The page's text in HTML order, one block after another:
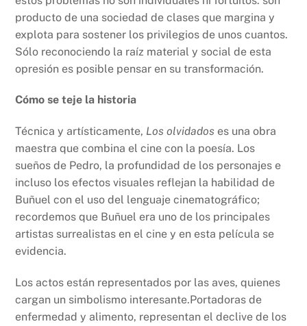
producto de una sociedad de clases que margina y
explota para sostener los privilegios de unos cuantos.
Sólo reconociendo la raíz material y social de esta
opresión es posible pensar en su transformación.
Cómo se teje la historia
Técnica y artísticamente, Los olvidados es una obra
maestra que combina el cine con la poesía. Los
sueños de Pedro, la profundidad de los personajes e
incluso los efectos visuales reflejan la habilidad de
Buñuel con el uso del lenguaje cinematográfico;
recordemos que Buñuel era uno de los principales
artistas surrealistas en el cine y en esta película se
evidencia.
Los actos están representados por las aves, quienes
cargan un simbolismo interesante.Portadoras de
enfermedad y alimento, representan el declive de los